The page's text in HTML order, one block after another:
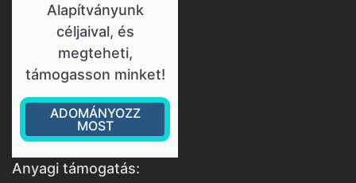
Alapítványunk
céljaival, és
megteheti,
támogasson minket!
ADOMÁNYOZZ
MOST
Anyagi támogatás: